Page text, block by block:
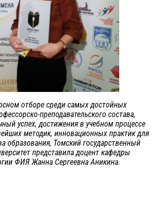
отборе среди самых достойных
преподавательского состава,
успех, достижения в учебном процессе
методик, инновационных практик для
образования, Томский государственный
представила доцент кафедры
ФИЯ Жанна Сергеевна Аникина.